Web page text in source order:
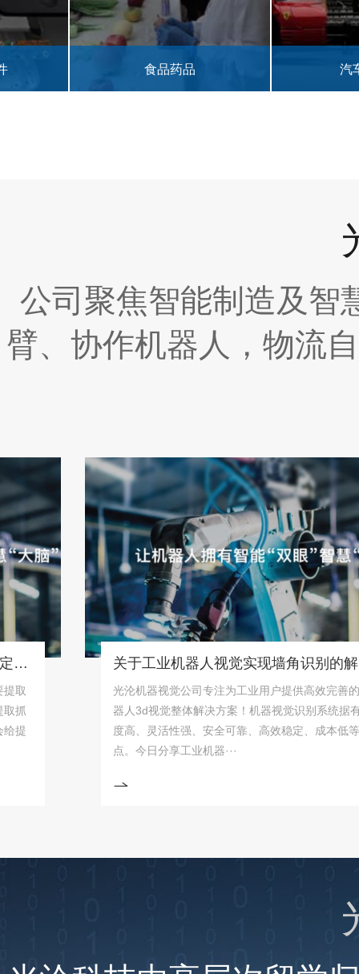
公司聚焦智能制造及智
臂、协作机器人，物流
关于工业机器人视觉实现墙角识别的解决方案！
光沦机器视觉公司专注为工业用户提供高效完善的机
器人3d视觉整体解决方案！机器视觉识别系统据有精
度高、灵活性强、安全可靠、高效稳定、成本低等优
点。今日分享工业机器···